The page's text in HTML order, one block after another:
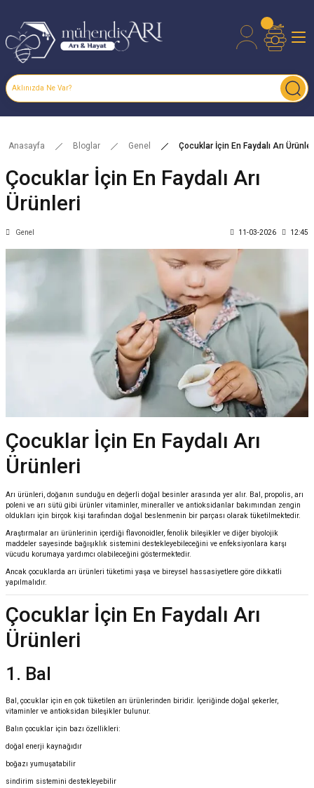
Anasayfa Bloglar Genel Çocuklar İçin En Faydalı Arı
Çocuklar İçin En Faydalı Arı
Ürünleri
Genel 11-03-2026 12:45
Çocuklar İçin En Faydalı Arı
Ürünleri
Arı ürünleri, doğanın sunduğu en değerli doğal besinler arasında yer alır. Bal, propolis, arı
poleni ve arı sütü gibi ürünler vitaminler, mineraller ve antioksidanlar bakımından zengin
oldukları için birçok kişi tarafından doğal beslenmenin bir parçası olarak tüketilmektedir.
Araştırmalar arı ürünlerinin içerdiği flavonoidler, fenolik bileşikler ve diğer biyolojik
maddeler sayesinde bağışıklık sistemini destekleyebileceğini ve enfeksiyonlara karşı
vücudu korumaya yardımcı olabileceğini göstermektedir.
Ancak çocuklarda arı ürünleri tüketimi yaşa ve bireysel hassasiyetlere göre dikkatli
yapılmalıdır.
Çocuklar İçin En Faydalı Arı
Ürünleri
1. Bal
Bal, çocuklar için en çok tüketilen arı ürünlerinden biridir. İçeriğinde doğal şekerler,
vitaminler ve antioksidan bileşikler bulunur.
Balın çocuklar için bazı özellikleri:
doğal enerji kaynağıdır
boğazı yumuşatabilir
sindirim sistemini destekleyebilir